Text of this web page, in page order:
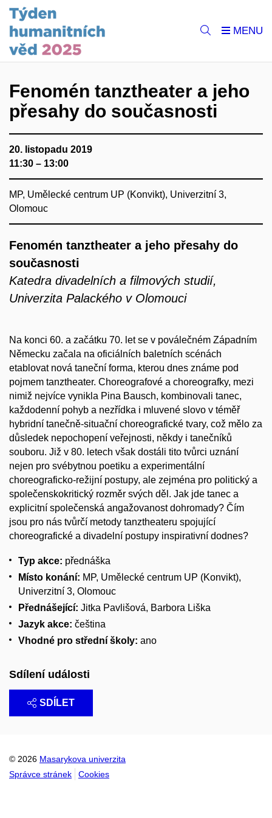
Fenomén tanztheater a jeho
přesahy do současnosti
20. listopadu 2019
11:30 – 13:00
MP, Umělecké centrum UP (Konvikt), Univerzitní 3,
Olomouc
Fenomén tanztheater a jeho přesahy do
současnosti
Katedra divadelních a filmových studií,
Univerzita Palackého v Olomouci
Na konci 60. a začátku 70. let se v poválečném Západním
Německu začala na oficiálních baletních scénách
etablovat nová taneční forma, kterou dnes známe pod
pojmem tanztheater. Choreografové a choreografky, mezi
nimiž nejvíce vynikla Pina Bausch, kombinovali tanec,
každodenní pohyb a nezřídka i mluvené slovo v téměř
hybridní tanečně-situační choreografické tvary, což mělo za
důsledek nepochopení veřejnosti, někdy i tanečníků
souboru. Již v 80. letech však dostáli tito tvůrci uznání
nejen pro svébytnou poetiku a experimentální
choreograficko-režijní postupy, ale zejména pro politický a
společenskokritický rozměr svých děl. Jak jde tanec a
explicitní společenská angažovanost dohromady? Čím
jsou pro nás tvůrčí metody tanztheateru spojující
choreografické a divadelní postupy inspirativní dodnes?
Typ akce: přednáška
Místo konání: MP, Umělecké centrum UP (Konvikt),
Univerzitní 3, Olomouc
Přednášející: Jitka Pavlišová, Barbora Liška
Jazyk akce: čeština
Vhodné pro střední školy: ano
Sdílení události
SDÍLET
© 2026 Masarykova univerzita
Správce stránek
Cookies